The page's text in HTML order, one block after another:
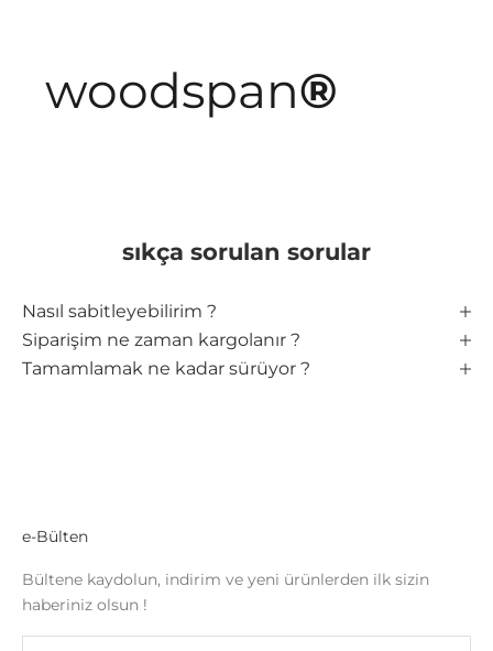
woodspan®
sıkça sorulan sorular
Nasıl sabitleyebilirim ?
Siparişim ne zaman kargolanır ?
Tamamlamak ne kadar sürüyor ?
e-Bülten
Bültene kaydolun, indirim ve yeni ürünlerden ilk sizin
haberiniz olsun !